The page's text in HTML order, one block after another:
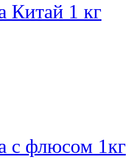
Китай 1 кг
с флюсом 1кг